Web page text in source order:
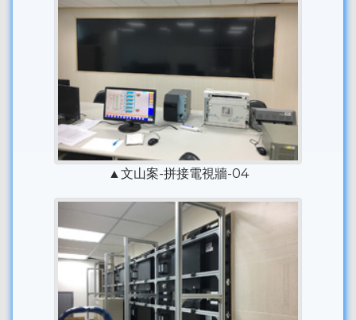
▲文山案-拼接電視牆-04